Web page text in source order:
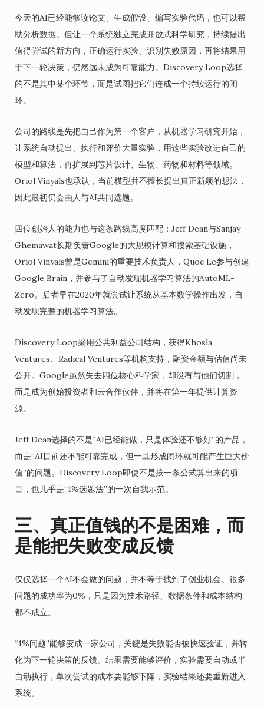
今天的AI已经能够读论文、生成假设、编写实验代码，也可以帮
助分析数据。但让一个系统独立完成开放式科学研究，持续提出
值得尝试的新方向，正确运行实验、识别失败原因，再将结果用
于下一轮决策，仍然远未成为可靠能力。Discovery Loop选择
的不是其中某个环节，而是试图把它们连成一个持续运行的闭
环。
公司的路线是先把自己作为第一个客户，从机器学习研究开始，
让系统自动提出、执行和评价大量实验，用这些实验改进自己的
模型和算法，再扩展到芯片设计、生物、药物和材料等领域。
Oriol Vinyals也承认，当前模型并不擅长提出真正新颖的想法，
因此最初仍会由人与AI共同选题。
四位创始人的能力也与这条路线高度匹配：Jeff Dean与Sanjay
Ghemawat长期负责Google的大规模计算和搜索基础设施，
Oriol Vinyals曾是Gemini的重要技术负责人，Quoc Le参与创建
Google Brain，并参与了自动发现机器学习算法的AutoML-
Zero。后者早在2020年就尝试让系统从基本数学操作出发，自
动发现完整的机器学习算法。
Discovery Loop采用公共利益公司结构，获得Khosla
Ventures、Radical Ventures等机构支持，融资金额与估值尚未
公开。Google虽然失去四位核心科学家，却没有与他们切割，
而是成为创始投资者和云合作伙伴，并将在第一年提供计算资
源。
Jeff Dean选择的不是“AI已经能做，只是体验还不够好”的产品，
而是“AI目前还不能可靠完成，但一旦形成闭环就可能产生巨大价
值”的问题。Discovery Loop即使不是按一条公式算出来的项
目，也几乎是“1%选题法”的一次自我示范。
三、真正值钱的不是困难，而
是能把失败变成反馈
仅仅选择一个AI不会做的问题，并不等于找到了创业机会。很多
问题的成功率为0%，只是因为技术路径、数据条件和成本结构
都不成立。
“1%问题”能够变成一家公司，关键是失败能否被快速验证，并转
化为下一轮决策的反馈。结果需要能够评价，实验需要自动或半
自动执行，单次尝试的成本要能够下降，实验结果还要重新进入
系统。